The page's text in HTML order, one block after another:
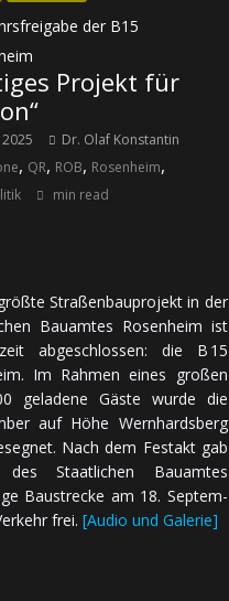
der B15
Projekt für
Dr. Olaf Konstantin
, QR, ROB, Rosenheim,
min read
Straßen­bau­pro­jekt in der
Bau­amtes Rosenheim ist
ab­ge­schlos­sen: die B 15
Im Rah­men eines gro­ßen
ge­la­de­ne Gäste wurde die
auf Höhe Wernhardsberg
Nach dem Fest­akt gab
des Staat­li­chen Bau­am­tes
Bau­strecke am 18. Sep­tem­
frei. [Audio und Galerie]